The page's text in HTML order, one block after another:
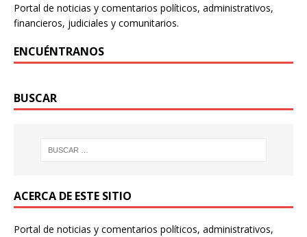
Portal de noticias y comentarios políticos, administrativos,
financieros, judiciales y comunitarios.
ENCUÉNTRANOS
BUSCAR
ACERCA DE ESTE SITIO
Portal de noticias y comentarios políticos, administrativos,